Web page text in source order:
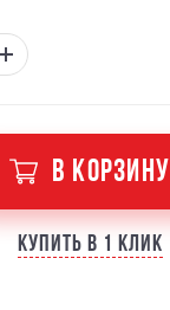
В КОРЗИНУ
Купить в 1 клик